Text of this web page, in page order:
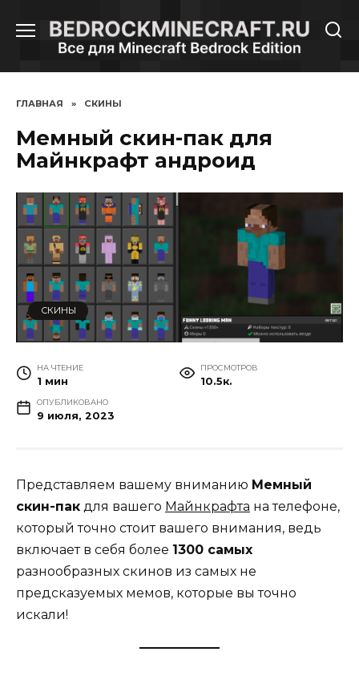
содержанию
ГЛАВНАЯ » СКИНЫ
Мемный скин-пак для
Майнкрафт андроид
СКИНЫ
НА ЧТЕНИЕ
1 мин
ПРОСМОТРОВ
10.5к.
ОПУБЛИКОВАНО
9 июля, 2023
Представляем вашему вниманию Мемный
скин-пак для вашего Майнкрафта на телефоне,
который точно стоит вашего внимания, ведь
включает в себя более 1300 самых
разнообразных скинов из самых не
предсказуемых мемов, которые вы точно
искали!